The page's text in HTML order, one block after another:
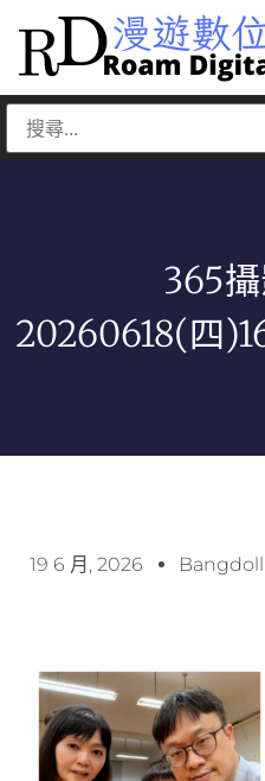
365
20260618(四
19 6 月, 2026 Bangdoll